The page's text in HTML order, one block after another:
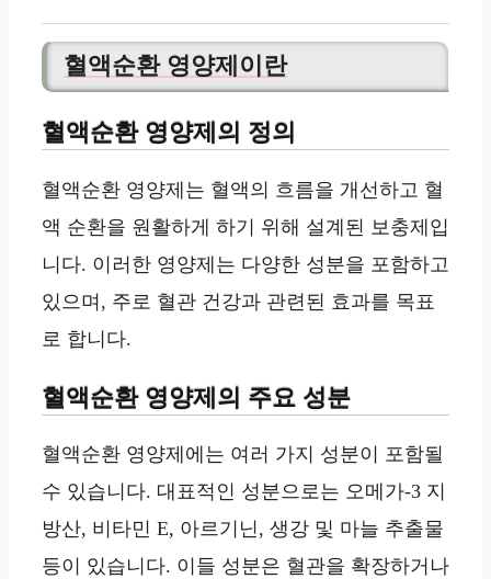
혈액순환 영양제이란
혈액순환 영양제의 정의
혈액순환 영양제는 혈액의 흐름을 개선하고 혈
액 순환을 원활하게 하기 위해 설계된 보충제입
니다. 이러한 영양제는 다양한 성분을 포함하고
있으며, 주로 혈관 건강과 관련된 효과를 목표
로 합니다.
혈액순환 영양제의 주요 성분
혈액순환 영양제에는 여러 가지 성분이 포함될
수 있습니다. 대표적인 성분으로는 오메가-3 지
방산, 비타민 E, 아르기닌, 생강 및 마늘 추출물
등이 있습니다. 이들 성분은 혈관을 확장하거나